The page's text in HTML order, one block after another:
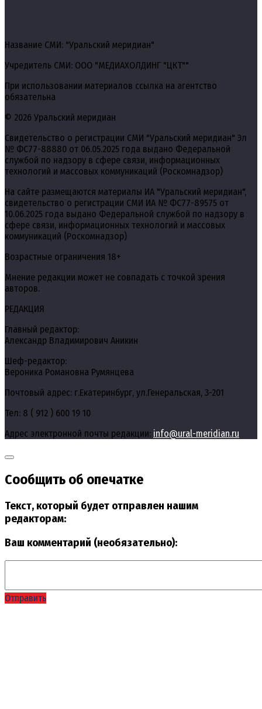
Название СМИ: "Уральский меридиан"
Учредитель СМИ: ООО "МЕДИАХОЛДИНГ "ЦКТ""
При использовании материалов ссылка на агентство
обязательна
© 2026 Уральский меридиан
Свидетельство о регистрации СМИ "Уральский меридиан" Эл
№ ФС77-88880 от 06.05.2025 года выдано Федеральной
службой по надзору в сфере связи, информационных
технологий и массовых коммуникаций (Роскомнадзор)
На сайте размещаются материалы ИА "Уральский меридиан",
свидетельство о регистрации СМИ ИА № ФС77-89575 от
10.06.2025 года выдано Федеральной службой по надзору в
сфере связи, информационных технологий и массовых
коммуникаций (Роскомнадзор)
Возрастные ограничения 18+
Мнение редакции может не совпадать с точкой зрения
авторов.
РЕДАКЦИЯ
Главный редактор:
Александр Владимирович Аникин
Шеф-редактор:
Вероника Романовна Румянцева
Почтовый адрес: г.Екатеринбург, ул.Генеральская, 3-201
Тел: 8 ( 912 ) 600 19 10
Адрес электронной почты редакции: info@ural-meridian.ru
Сообщить об опечатке
Текст, который будет отправлен нашим
редакторам:
Ваш комментарий (необязательно):
Отправить